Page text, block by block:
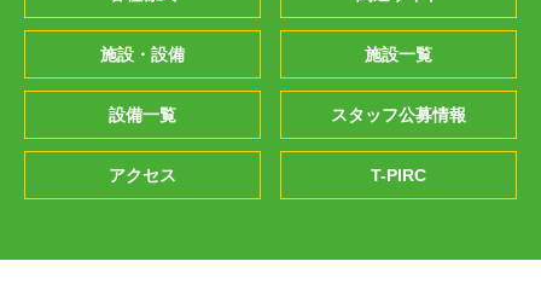
施設・設備 施設一覧
設備一覧 スタッフ公募情報
アクセス T-PIRC